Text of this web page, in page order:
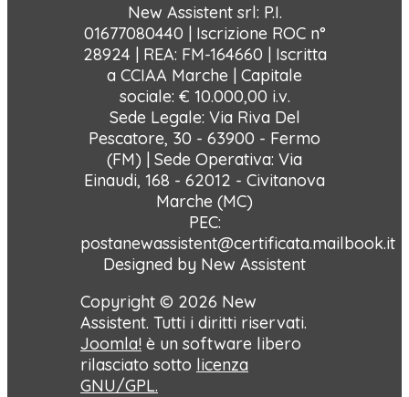
New Assistent srl: P.I.
01677080440 | Iscrizione ROC n°
28924 | REA: FM-164660 | Iscritta
a CCIAA Marche | Capitale
sociale: € 10.000,00 i.v.
Sede Legale: Via Riva Del
Pescatore, 30 - 63900 - Fermo
(FM) | Sede Operativa: Via
Einaudi, 168 - 62012 - Civitanova
Marche (MC)
PEC:
postanewassistent@certificata.mailbook.it
Designed by New Assistent
Copyright © 2026 New
Assistent. Tutti i diritti riservati.
Joomla! è un software libero
rilasciato sotto licenza
GNU/GPL.